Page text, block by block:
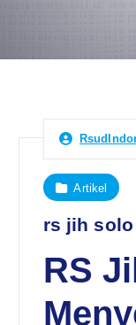
Artikel
rs jih solo
RS